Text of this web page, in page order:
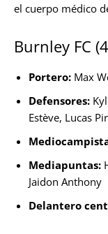
el cuerpo médico
Burnley FC
Portero: Max
Defensores:
Estève, Lucas
Mediapuntas:
Jaidon Anthony
Delantero